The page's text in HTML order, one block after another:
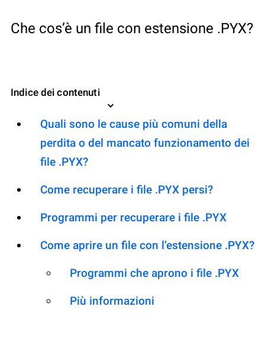
Che cos’è un file con estensione .PYX?
Indice dei contenuti
Quali sono le cause più comuni della
perdita o del mancato funzionamento dei
file .PYX?
Come recuperare i file .PYX persi?
Programmi per recuperare i file .PYX
Come aprire un file con l’estensione .PYX?
Programmi che aprono i file .PYX
Più informazioni